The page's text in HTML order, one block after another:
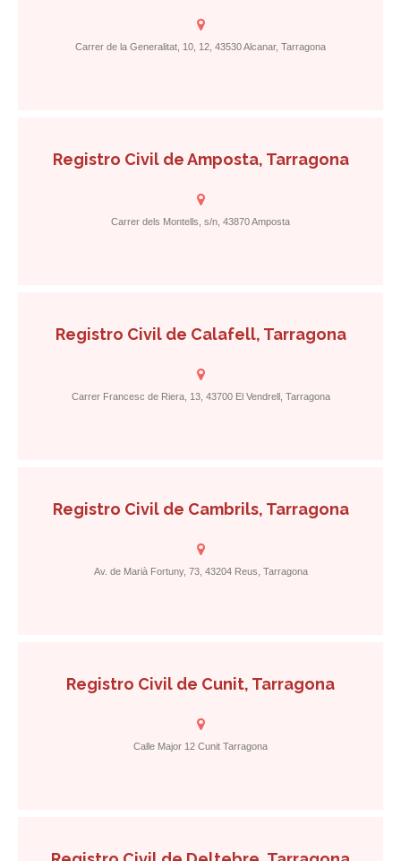
Carrer de la Generalitat, 10, 12, 43530 Alcanar, Tarragona
Registro Civil de Amposta, Tarragona
Carrer dels Montells, s/n, 43870 Amposta
Registro Civil de Calafell, Tarragona
Carrer Francesc de Riera, 13, 43700 El Vendrell, Tarragona
Registro Civil de Cambrils, Tarragona
Av. de Marià Fortuny, 73, 43204 Reus, Tarragona
Registro Civil de Cunit, Tarragona
Calle Major 12 Cunit Tarragona